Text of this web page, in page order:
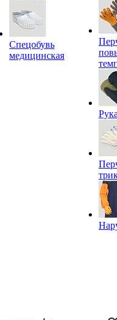
Спецобувь
медицинская